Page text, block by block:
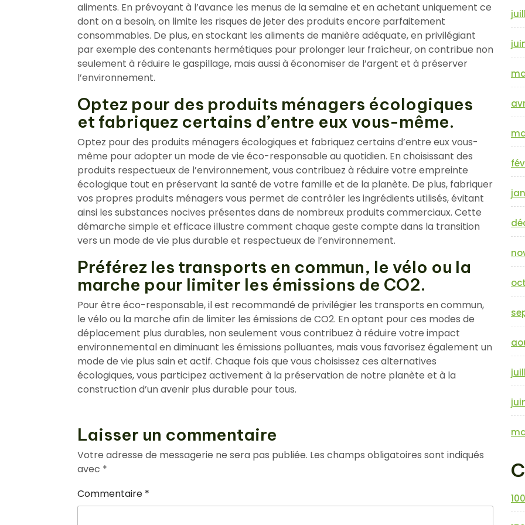
aliments. En prévoyant à l’avance les menus de la semaine et en achetant uniquement ce
dont on a besoin, on limite les risques de jeter des produits encore parfaitement
consommables. De plus, en stockant les aliments de manière adéquate, en privilégiant
par exemple des contenants hermétiques pour prolonger leur fraîcheur, on contribue non
seulement à réduire le gaspillage, mais aussi à économiser de l’argent et à préserver
l’environnement.
Optez pour des produits ménagers écologiques
et fabriquez certains d’entre eux vous-même.
Optez pour des produits ménagers écologiques et fabriquez certains d’entre eux vous-
même pour adopter un mode de vie éco-responsable au quotidien. En choisissant des
produits respectueux de l’environnement, vous contribuez à réduire votre empreinte
écologique tout en préservant la santé de votre famille et de la planète. De plus, fabriquer
vos propres produits ménagers vous permet de contrôler les ingrédients utilisés, évitant
ainsi les substances nocives présentes dans de nombreux produits commerciaux. Cette
démarche simple et efficace illustre comment chaque geste compte dans la transition
vers un mode de vie plus durable et respectueux de l’environnement.
Préférez les transports en commun, le vélo ou la
marche pour limiter les émissions de CO2.
Pour être éco-responsable, il est recommandé de privilégier les transports en commun,
le vélo ou la marche afin de limiter les émissions de CO2. En optant pour ces modes de
déplacement plus durables, non seulement vous contribuez à réduire votre impact
environnemental en diminuant les émissions polluantes, mais vous favorisez également un
mode de vie plus sain et actif. Chaque fois que vous choisissez ces alternatives
écologiques, vous participez activement à la préservation de notre planète et à la
construction d’un avenir plus durable pour tous.
Laisser un commentaire
Votre adresse de messagerie ne sera pas publiée. Les champs obligatoires sont indiqués
avec *
Commentaire *